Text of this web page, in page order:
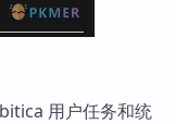
用户任务和统